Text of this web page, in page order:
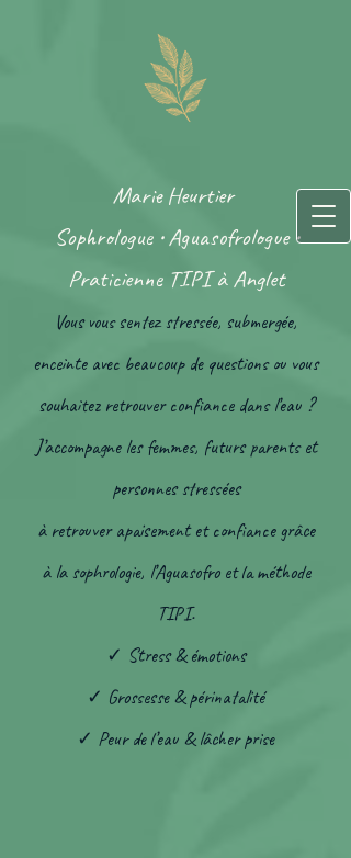
Marie Heurtier
Sophrologue • Aguasofrologue •
Praticienne TIPI à Anglet
Vous vous sentez stressée, submergée,
enceinte avec beaucoup de questions ou vous
souhaitez retrouver confiance dans l’eau ?
J’accompagne les femmes, futurs parents et
personnes stressées
à retrouver apaisement et confiance grâce
à la sophrologie, l’Aguasofro et la méthode
TIPI.
✓ Stress & émotions
✓ Grossesse & périnatalité
✓ Peur de l’eau & lâcher prise